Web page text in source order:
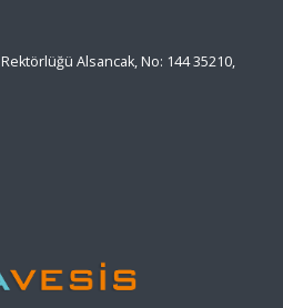
Alsancak, No: 144 35210,